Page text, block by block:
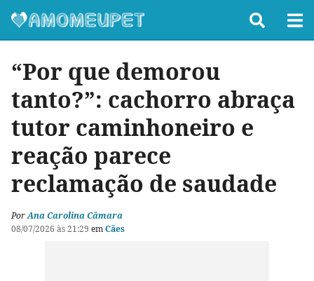
“Por que demorou
tanto?”: cachorro abraça
tutor caminhoneiro e
reação parece
reclamação de saudade
PorAna Carolina Câmara
08/07/2026 às 21:29 emCães